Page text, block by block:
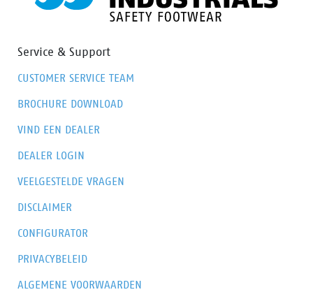
Service & Support
CUSTOMER SERVICE TEAM
BROCHURE DOWNLOAD
VIND EEN DEALER
DEALER LOGIN
VEELGESTELDE VRAGEN
DISCLAIMER
CONFIGURATOR
PRIVACYBELEID
ALGEMENE VOORWAARDEN